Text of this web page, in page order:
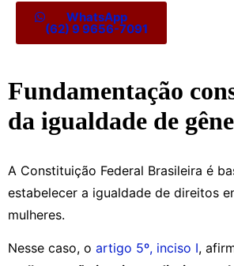
WhatsApp
(62) 9 9656-7091
Fundamentação
da igualdade de
A Constituição Federal Brasileira é
estabelecer a igualdade de direitos
mulheres.
Nesse caso, o artigo 5º, inciso I,